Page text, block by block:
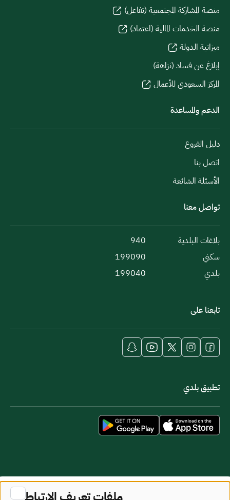
منصة المشاركة المجتمعية (تفاعل)
منصة الخدمات المالية (اعتماد)
ميزانية الدولة
إبلاغ عن فساد (نزاهة)
المركز السعودي للأعمال
الدعم والمساعدة
دليل الفروع
اتصل بنا
الأسئلة الشائعة
تواصل معنا
بلاغات البلدية
940
سكني
199090
بلدي
199040
تابعنا على
تطبيق بلدي
خريطة الموقعشروط الاستخدام